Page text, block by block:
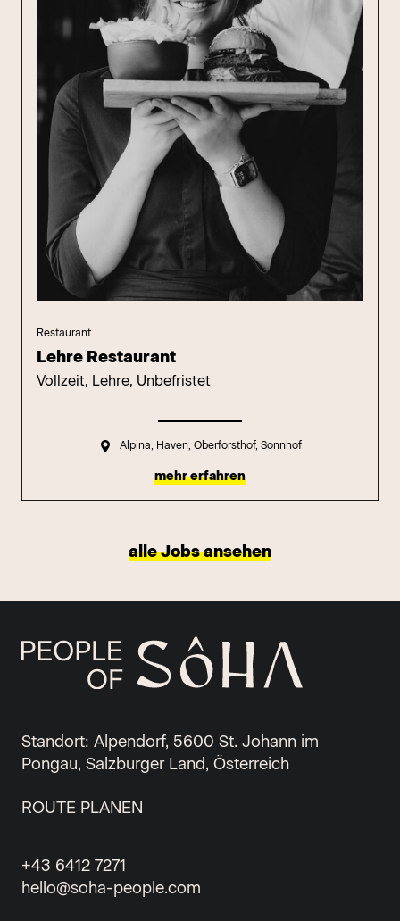
Restaurant
Lehre Restaurant
Vollzeit, Lehre, Unbefristet
Alpina, Haven, Oberforsthof, Sonnhof
mehr erfahren
alle Jobs ansehen
Standort: Alpendorf, 5600 St. Johann im
Pongau, Salzburger Land, Österreich
ROUTE PLANEN
+43 6412 7271
hello@soha-people.com